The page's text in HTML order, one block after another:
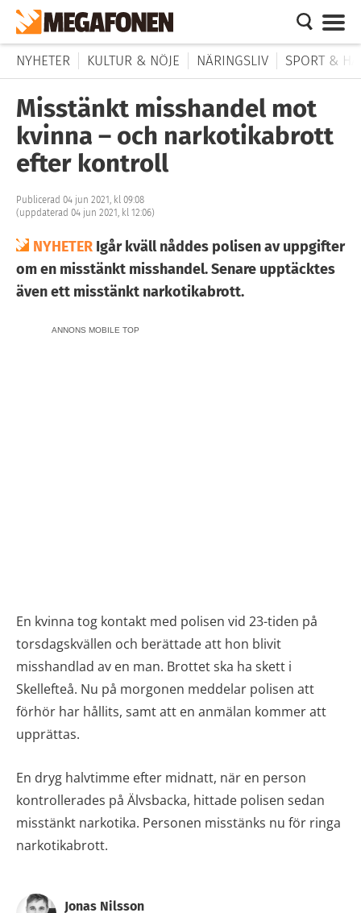
NYHETER KULTUR & NÖJE NÄRINGSLIV SPORT &
Misstänkt misshandel mot
kvinna – och narkotikabrott
efter kontroll
Publicerad 04 jun 2021, kl 09:08
(uppdaterad 04 jun 2021, kl 12:06)
NYHETER Igår kväll nåddes polisen av uppgifter
om en misstänkt misshandel. Senare upptäcktes
även ett misstänkt narkotikabrott.
ANNONS MOBILE TOP
En kvinna tog kontakt med polisen vid 23-tiden på
torsdagskvällen och berättade att hon blivit
misshandlad av en man. Brottet ska ha skett i
Skellefteå. Nu på morgonen meddelar polisen att
förhör har hållits, samt att en anmälan kommer att
upprättas.
En dryg halvtimme efter midnatt, när en person
kontrollerades på Älvsbacka, hittade polisen sedan
misstänkt narkotika. Personen misstänks nu för ringa
narkotikabrott.
Jonas Nilsson